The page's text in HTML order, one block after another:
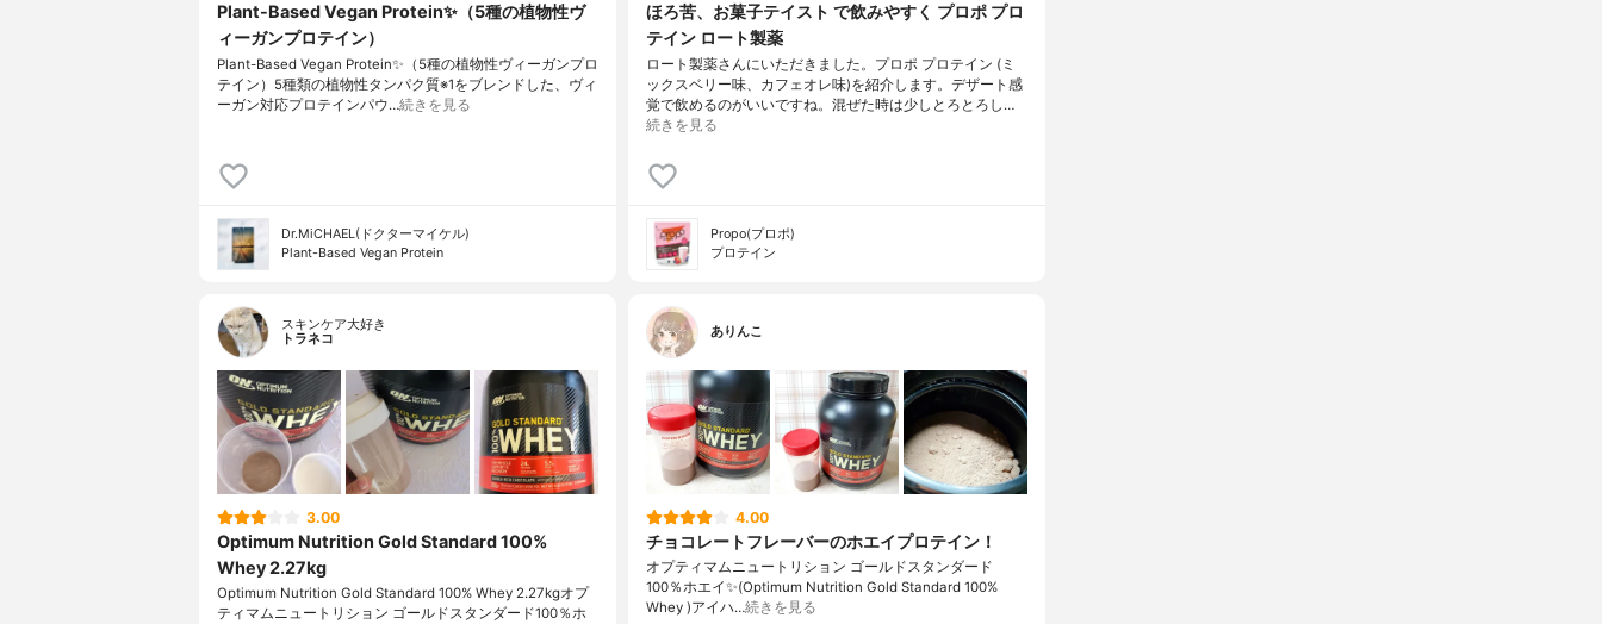
Plant-Based Vegan Protein✨（5種の植物性ヴ
ィーガンプロテイン）
Plant-Based Vegan Protein✨（5種の植物性ヴィーガンプロ
テイン）5種類の植物性タンパク質※1をブレンドした、ヴィ
ーガン対応プロテインパウ…続きを見る
Dr.MiCHAEL(ドクターマイケル)
Plant-Based Vegan Protein
ほろ苦、お菓子テイスト で飲みやすく プロポ プロ
テイン ロート製薬
ロート製薬さんにいただきました。プロポ プロテイン (ミ
ックスベリー味、カフェオレ味)を紹介します。デザート感
覚で飲めるのがいいですね。混ぜた時は少しとろとろし…
続きを見る
Propo(プロポ)
プロテイン
スキンケア大好き
トラネコ
3.00
Optimum Nutrition Gold Standard 100%
Whey 2.27kg
Optimum Nutrition Gold Standard 100% Whey 2.27kgオプ
ティマムニュートリション ゴールドスタンダード100％ホ
ありんこ
4.00
チョコレートフレーバーのホエイプロテイン！
オプティマムニュートリション ゴールドスタンダード
100％ホエイ✨(Optimum Nutrition Gold Standard 100%
Whey )アイハ…続きを見る